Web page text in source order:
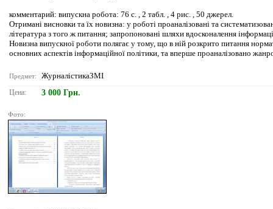
комментарий: випускна робота: 76 с. , 2 табл. , 4 рис. , 50 джерел.
Отримані висновки та їх новизна: у роботі проаналізовані та
література з того ж питання; запропоновані шляхи вдосконалення
Новизна випускної роботи полягає у тому, що в ній розкрито питання
основних аспектів інформаційної політики, та вперше проаналізовано
Предмет: ЖурналістикаЗМІ
Цена: 3 000 Грн.
Фото: